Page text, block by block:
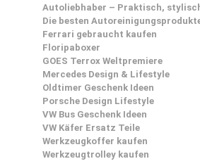
Autoliebhaber – Praktisch,
Die besten
Ferrari gebraucht kaufen
Floripaboxer
GOES Terrox Weltpremiere
Mercedes Design & Lifestyle
Oldtimer Geschenk Ideen
Porsche Design Lifestyle
VW Bus Geschenk Ideen
VW Käfer Ersatz Teile
Werkzeugkoffer kaufen
Werkzeugtrolley kaufen